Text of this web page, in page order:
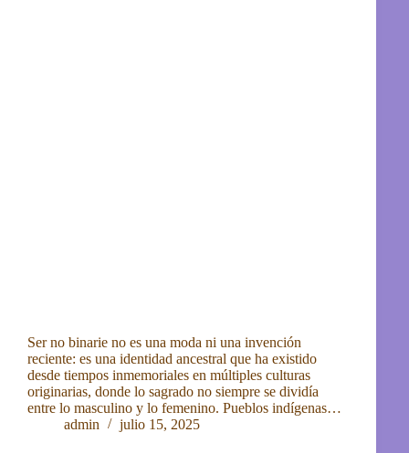
Ser no binarie no es una moda ni una invención
reciente: es una identidad ancestral que ha existido
desde tiempos inmemoriales en múltiples culturas
originarias, donde lo sagrado no siempre se dividía
entre lo masculino y lo femenino. Pueblos indígenas…
admin
julio 15, 2025